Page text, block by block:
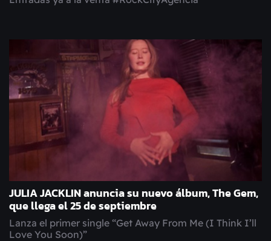
JULIA JACKLIN anuncia su nuevo álbum, The Gem,
que llega el 25 de septiembre
Lanza el primer single “Get Away From Me (I Think I’ll
Love You Soon)”